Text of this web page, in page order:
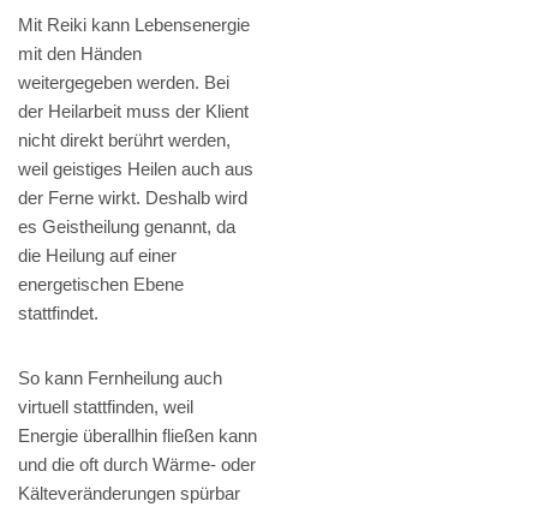
Mit Reiki kann Lebensenergie
mit den Händen
weitergegeben werden. Bei
der Heilarbeit muss der Klient
nicht direkt berührt werden,
weil geistiges Heilen auch aus
der Ferne wirkt. Deshalb wird
es Geistheilung genannt, da
die Heilung auf einer
energetischen Ebene
stattfindet.
So kann Fernheilung auch
virtuell stattfinden, weil
Energie überallhin fließen kann
und die oft durch Wärme- oder
Kälteveränderungen spürbar